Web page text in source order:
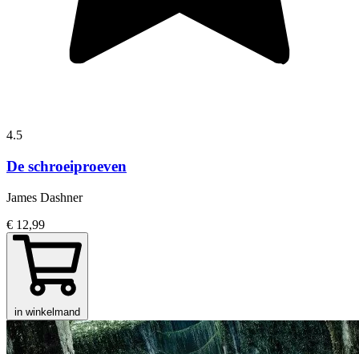
4.5
De schroeiproeven
James Dashner
€ 12,99
in winkelmand